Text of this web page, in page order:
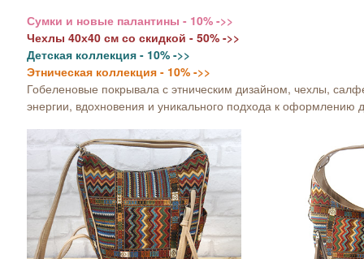
Сумки и новые палантины - 10% ->>
Чехлы 40х40 см со скидкой - 50% ->>
Детская коллекция - 10% ->>
Этническая коллекция - 10% ->>
Гобеленовые покрывала с этническим дизайном, чехлы,
энергии, вдохновения и уникального подхода к оформлению